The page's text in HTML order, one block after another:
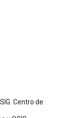
Centro de